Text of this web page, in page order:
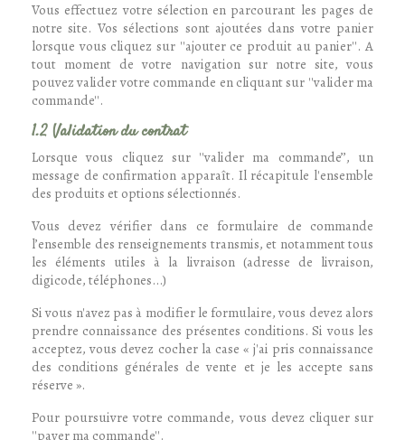
Vous effectuez votre sélection en parcourant les pages de
notre site. Vos sélections sont ajoutées dans votre panier
lorsque vous cliquez sur ''ajouter ce produit au panier''. A
tout moment de votre navigation sur notre site, vous
pouvez valider votre commande en cliquant sur ''valider ma
commande''.
1.2 Validation du contrat
Lorsque vous cliquez sur ''valider ma commande’’, un
message de confirmation apparaît. Il récapitule l'ensemble
des produits et options sélectionnés.
Vous devez vérifier dans ce formulaire de commande
l’ensemble des renseignements transmis, et notamment tous
les éléments utiles à la livraison (adresse de livraison,
digicode, téléphones...)
Si vous n'avez pas à modifier le formulaire, vous devez alors
prendre connaissance des présentes conditions. Si vous les
acceptez, vous devez cocher la case « j'ai pris connaissance
des conditions générales de vente et je les accepte sans
réserve ».
Pour poursuivre votre commande, vous devez cliquer sur
''payer ma commande''.